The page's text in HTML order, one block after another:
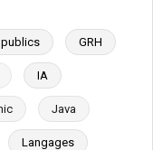
publics GRH
IA
Java
Langages